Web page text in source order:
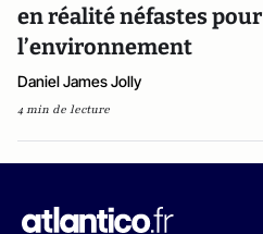
en réalité néfastes pour
l’environnement
Daniel James Jolly
4 min de lecture